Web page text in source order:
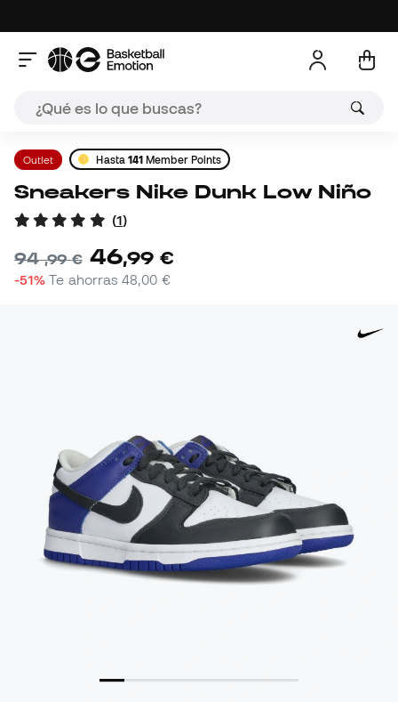
Outlet Hasta 141 Member Points
Sneakers Nike Dunk Low Niño
(1)
94,99 € 46,99 €
-51% Te ahorras48,00 €